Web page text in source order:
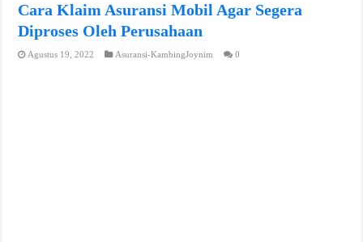
Cara Klaim Asuransi Mobil Agar Segera
Diproses Oleh Perusahaan
Agustus 19, 2022 Asuransi-KambingJoynim 0